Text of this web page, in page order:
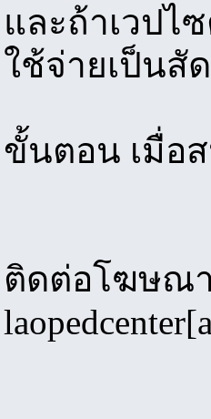
และถ้าเวปไ
ใช้จ่ายเป็นสั
ขั้นตอน เมื่อ
ติดต่อโฆษณา